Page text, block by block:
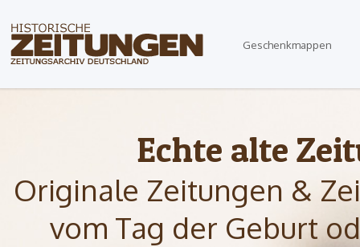
Geschenkmappen
Echte alte
Originale Zeitungen &
vom Tag der Geburt